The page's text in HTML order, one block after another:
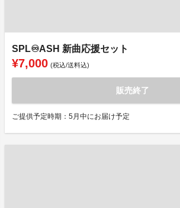
SPL♾️ASH 新曲応援セット
¥7,000 (税込/送料込)
販売終了
ご提供予定時期：5月中にお届け予定